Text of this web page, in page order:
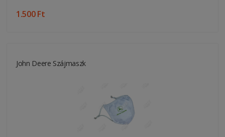
1.500 Ft
John Deere Szájmaszk